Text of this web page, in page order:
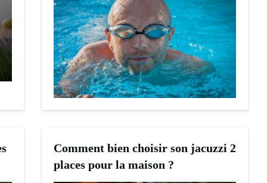
Comment bien choisir son jacuzzi 2
places pour la maison ?